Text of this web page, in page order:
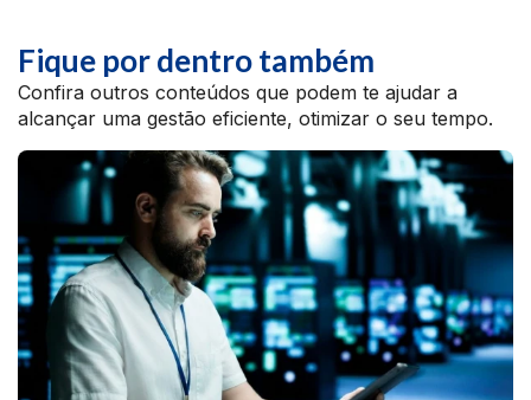
Fique por dentro também
Confira outros conteúdos que podem te ajudar a
alcançar uma gestão eficiente, otimizar o seu tempo.